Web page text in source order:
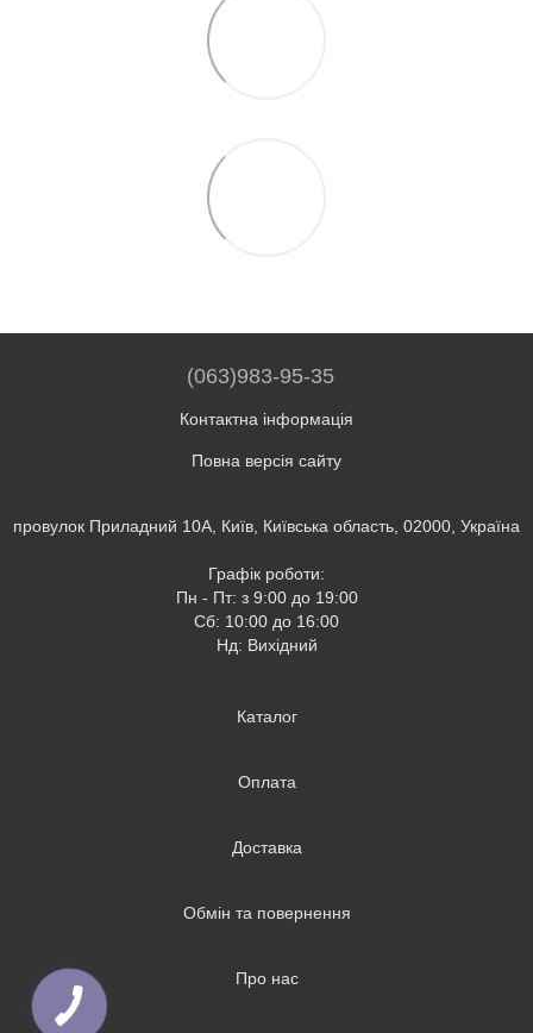
(063)983-95-35
Контактна інформація
Повна версія сайту
провулок Приладний 10А, Київ, Київська область, 02000, Україна
Графік роботи:
Пн - Пт: з 9:00 до 19:00
Сб: 10:00 до 16:00
Нд: Вихідний
Каталог
Оплата
Доставка
Обмін та повернення
Про нас